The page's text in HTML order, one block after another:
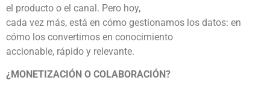
el producto o el canal. Pero hoy,
cada vez más, está en cómo gestionamos los datos: en
cómo los convertimos en conocimiento
accionable, rápido y relevante.
¿MONETIZACIÓN O COLABORACIÓN?